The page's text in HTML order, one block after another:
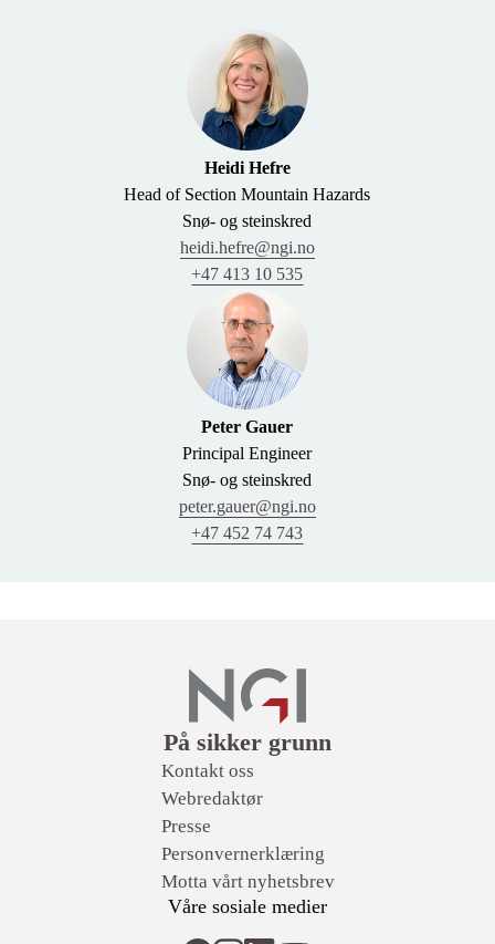
Heidi Hefre
Head of Section Mountain Hazards
Snø- og steinskred
heidi.hefre@ngi.no
+47 413 10 535
Peter Gauer
Principal Engineer
Snø- og steinskred
peter.gauer@ngi.no
+47 452 74 743
På sikker grunn
Lenker
Kontakt oss
Webredaktør
Presse
Personvernerklæring
Motta vårt nyhetsbrev
Våre sosiale medier